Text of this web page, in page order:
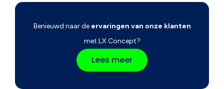
Benieuwd naar de ervaringen van onze klanten
met LX Concept?
Lees meer